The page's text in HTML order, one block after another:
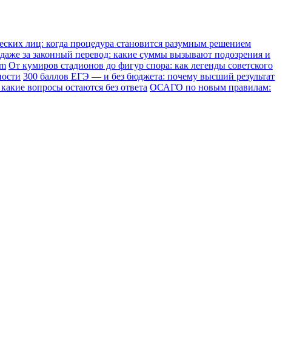
лиц: когда процедура становится разумным решением
за законный перевод: какие суммы вызывают подозрения и
От кумиров стадионов до фигур спора: как легенды советского
300 баллов ЕГЭ — и без бюджета: почему высший результат
вопросы остаются без ответа ОСАГО по новым правилам: